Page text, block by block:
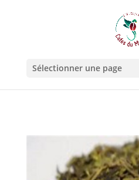
Sélectionner une page